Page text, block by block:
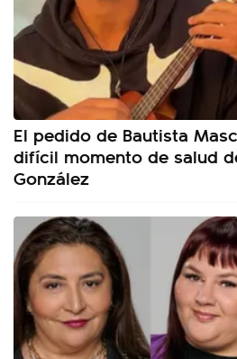
El pedido de Bautista
difícil momento de salud
González